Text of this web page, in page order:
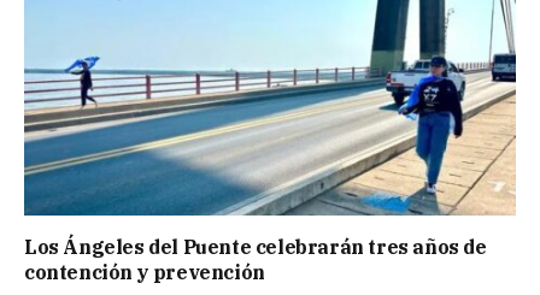
Los Ángeles del Puente celebrarán tres años de
contención y prevención